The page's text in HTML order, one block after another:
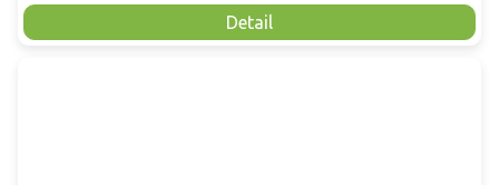
Detail